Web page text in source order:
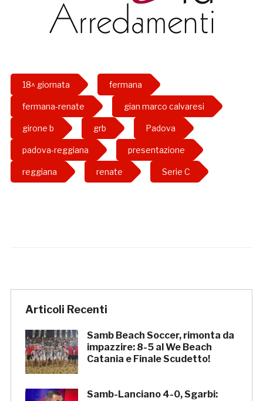
18^ giornata fermana
fermana-renate gian marco calvaresi
girone b grb Padova
padova-reggiana presentazione
reggiana renate Serie C
Articoli Recenti
Samb Beach Soccer, rimonta da
impazzire: 8-5 al We Beach
Catania e Finale Scudetto!
Samb-Lanciano 4-0, Sgarbi: